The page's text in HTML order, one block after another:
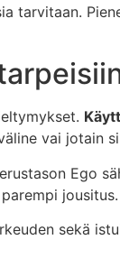
tarvitaan.
vai jotain
Ego
jousitus.
sekä